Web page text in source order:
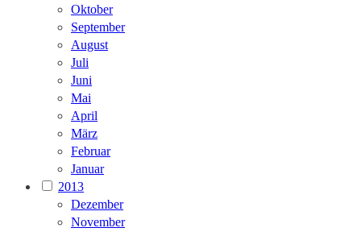
Oktober
September
August
Juli
Juni
Mai
April
März
Februar
Januar
2013
Dezember
November